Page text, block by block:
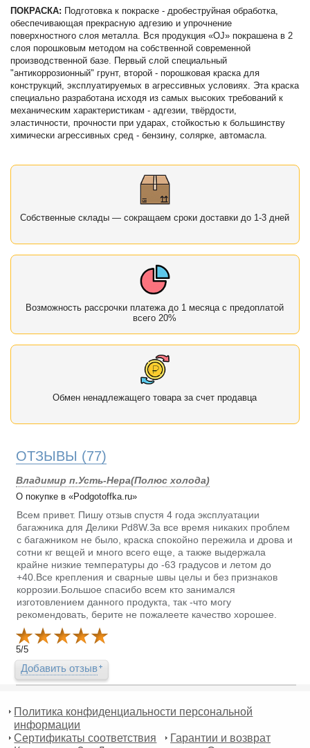
ПОКРАСКА: Подготовка к покраске - дробеструйная обработка,
обеспечивающая прекрасную адгезию и упрочнение
поверхностного слоя металла. Вся продукция «OJ» покрашена в 2
слоя порошковым методом на собственной современной
производственной базе. Первый слой специальный
"антикоррозионный" грунт, второй - порошковая краска для
конструкций, эксплуатируемых в агрессивных условиях. Эта краска
специально разработана исходя из самых высоких требований к
механическим характеристикам - адгезии, твёрдости,
эластичности, прочности при ударах, стойкостью к большинству
химически агрессивных сред - бензину, солярке, автомасла.
Собственные склады — сокращаем сроки доставки до 1-3 дней
Возможность рассрочки платежа до 1 месяца с предоплатой
всего 20%
Обмен ненадлежащего товара за счет продавца
ОТЗЫВЫ (77)
Владимир п.Усть-Нера(Полюс холода)
О покупке в «Podgotoffka.ru»
Всем привет. Пишу отзыв спустя 4 года эксплуатации
багажника для Делики Pd8W.За все время никаких проблем
с багажником не было, краска спокойно пережила и дрова и
сотни кг вещей и много всего еще, а также выдержала
крайне низкие температуры до -63 градусов и летом до
+40.Все крепления и сварные швы целы и без признаков
коррозии.Большое спасибо всем кто занимался
изготовлением данного продукта, так -что могу
рекомендовать, берите не пожалеете качество хорошее.
5/5
Добавить отзыв
Политика конфиденциальности персональной
информации
Сертификаты соответствия
Гарантии и возврат